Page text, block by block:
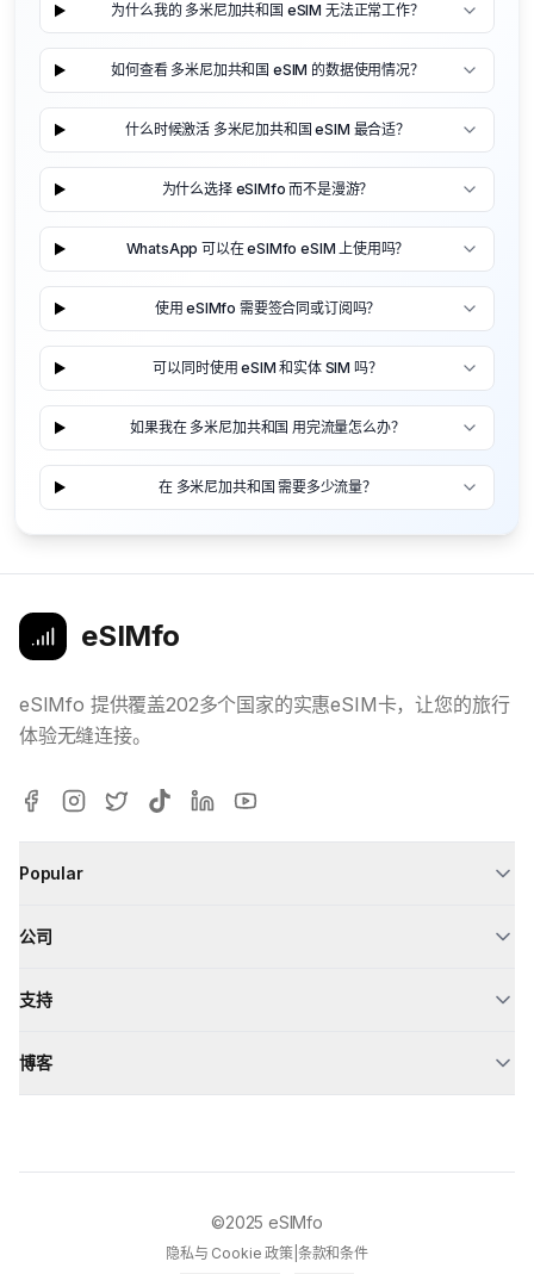
为什么我的 多米尼加共和国 eSIM 无法正常工作？
如何查看 多米尼加共和国 eSIM 的数据使用情况？
什么时候激活 多米尼加共和国 eSIM 最合适？
为什么选择 eSIMfo 而不是漫游？
WhatsApp 可以在 eSIMfo eSIM 上使用吗？
使用 eSIMfo 需要签合同或订阅吗？
可以同时使用 eSIM 和实体 SIM 吗？
如果我在 多米尼加共和国 用完流量怎么办？
在 多米尼加共和国 需要多少流量？
eSIMfo
eSIMfo 提供覆盖202多个国家的实惠eSIM卡，让您的旅行
体验无缝连接。
Popular
公司
支持
博客
©2025 eSIMfo
隐私与 Cookie 政策| 条款和条件